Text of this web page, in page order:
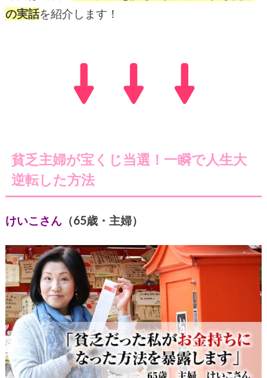
の実話を紹介します！
貧乏主婦が宝くじ当選！一瞬で人生大
逆転した方法
けいこさん（65歳・主婦）